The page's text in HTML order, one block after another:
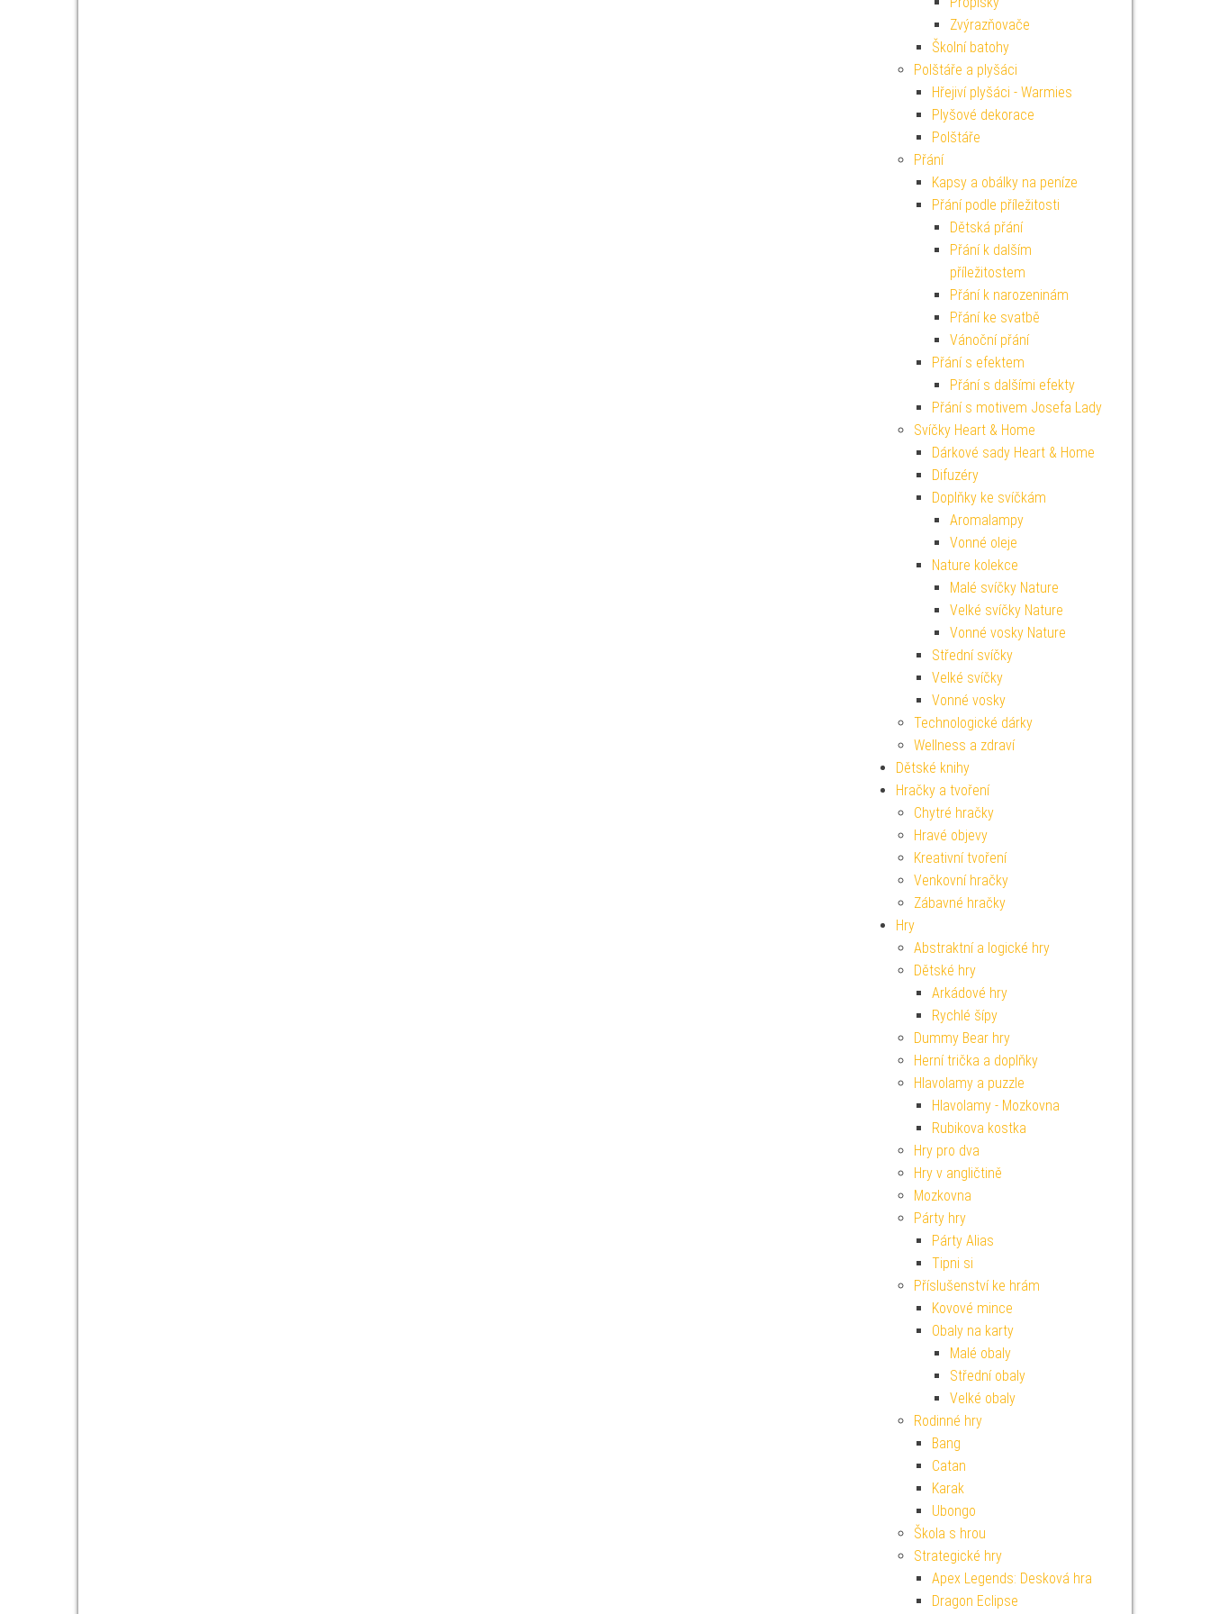
Zvýrazňovače
Školní batohy
Polštáře a plyšáci
Hřejiví plyšáci - Warmies
Plyšové dekorace
Polštáře
Přání
Kapsy a obálky na peníze
Přání podle příležitosti
Dětská přání
Přání k dalším
příležitostem
Přání k narozeninám
Přání ke svatbě
Vánoční přání
Přání s efektem
Přání s dalšími efekty
Přání s motivem Josefa Lady
Svíčky Heart & Home
Dárkové sady Heart & Home
Difuzéry
Doplňky ke svíčkám
Aromalampy
Vonné oleje
Nature kolekce
Malé svíčky Nature
Velké svíčky Nature
Vonné vosky Nature
Střední svíčky
Velké svíčky
Vonné vosky
Technologické dárky
Wellness a zdraví
Dětské knihy
Hračky a tvoření
Chytré hračky
Hravé objevy
Kreativní tvoření
Venkovní hračky
Zábavné hračky
Hry
Abstraktní a logické hry
Dětské hry
Arkádové hry
Rychlé šípy
Dummy Bear hry
Herní trička a doplňky
Hlavolamy a puzzle
Hlavolamy - Mozkovna
Rubikova kostka
Hry pro dva
Hry v angličtině
Mozkovna
Párty hry
Párty Alias
Tipni si
Příslušenství ke hrám
Kovové mince
Obaly na karty
Malé obaly
Střední obaly
Velké obaly
Rodinné hry
Bang
Catan
Karak
Ubongo
Škola s hrou
Strategické hry
Apex Legends: Desková hra
Dragon Eclipse